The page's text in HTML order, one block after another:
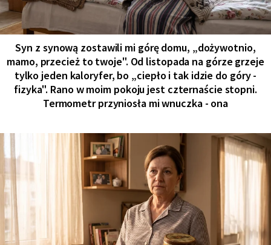
Syn z synową zostawili mi górę domu, „dożywotnio,
mamo, przecież to twoje". Od listopada na górze grzeje
tylko jeden kaloryfer, bo „ciepło i tak idzie do góry -
fizyka". Rano w moim pokoju jest czternaście stopni.
Termometr przyniosła mi wnuczka - ona